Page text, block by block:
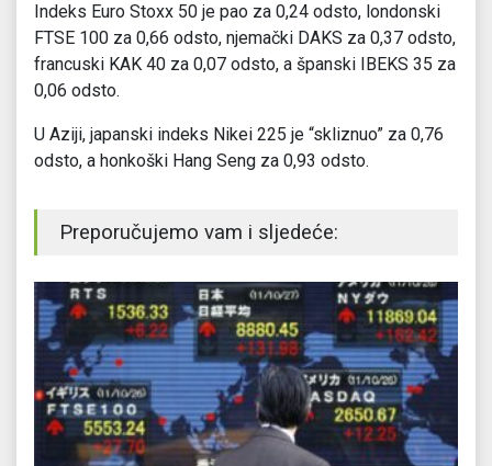
Indeks Euro Stoxx 50 je pao za 0,24 odsto, londonski
FTSE 100 za 0,66 odsto, njemački DAKS za 0,37 odsto,
francuski KAK 40 za 0,07 odsto, a španski IBEKS 35 za
0,06 odsto.
U Aziji, japanski indeks Nikei 225 je “skliznuo” za 0,76
odsto, a honkoški Hang Seng za 0,93 odsto.
Preporučujemo vam i sljedeće: